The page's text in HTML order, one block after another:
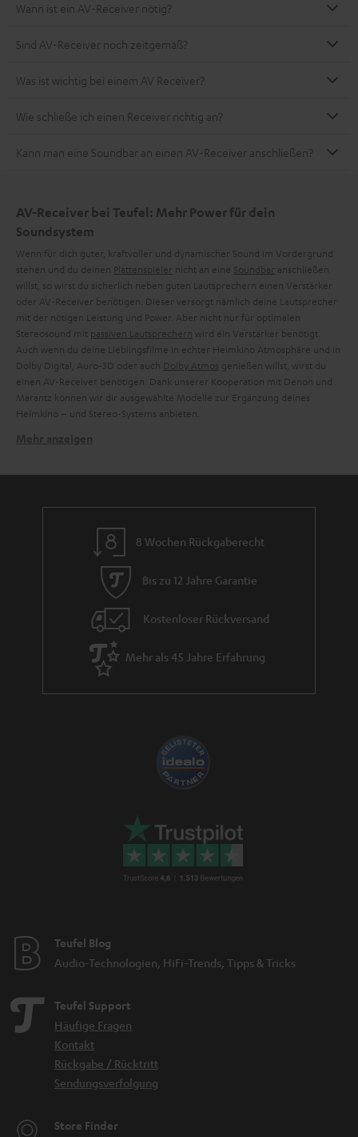
Wann ist ein AV-Receiver nötig?
Sind AV-Receiver noch zeitgemäß?
Was ist wichtig bei einem AV Receiver?
Wie schließe ich einen Receiver richtig an?
Kann man eine Soundbar an einen AV-Receiver anschließen?
AV-Receiver bei Teufel: Mehr Power für dein
Soundsystem
Wenn für dich guter, kraftvoller und dynamischer Sound im Vordergrund
stehen und du deinen Plattenspieler nicht an eine Soundbar anschließen
willst, so wirst du sicherlich neben guten Lautsprechern einen Verstärker
oder AV-Receiver benötigen. Dieser versorgt nämlich deine Lautsprecher
mit der nötigen Leistung und Power. Aber nicht nur für optimalen
Stereosound mit passiven Lautsprechern wird ein Verstärker benötigt.
Auch wenn du deine Lieblingsfilme in echter Heimkino Atmosphäre und in
Dolby Digital, Auro-3D oder auch Dolby Atmos genießen willst, wirst du
einen AV-Receiver benötigen. Dank unserer Kooperation mit Denon und
Marantz können wir dir ausgewählte Modelle zur Ergänzung deines
Heimkino – und Stereo-Systems anbieten.
HiFi-Verstärker – Fundament einer jeden Audio-Anlage
CD-Receiver: Was CDs am besten kreisen lässt
8 Wochen Rückgaberecht
Bis zu 12 Jahre Garantie
Kostenloser Rückversand
Mehr als 45 Jahre Erfahrung
Teufel Blog
Audio-Technologien, HiFi-Trends, Tipps & Tricks
Teufel Support
Häufige Fragen
Kontakt
Rückgabe / Rücktritt
Sendungsverfolgung
Store Finder